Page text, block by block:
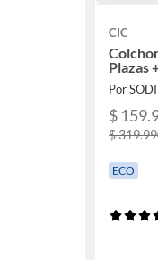
CIC
Plazas
Por
$
$
ECO